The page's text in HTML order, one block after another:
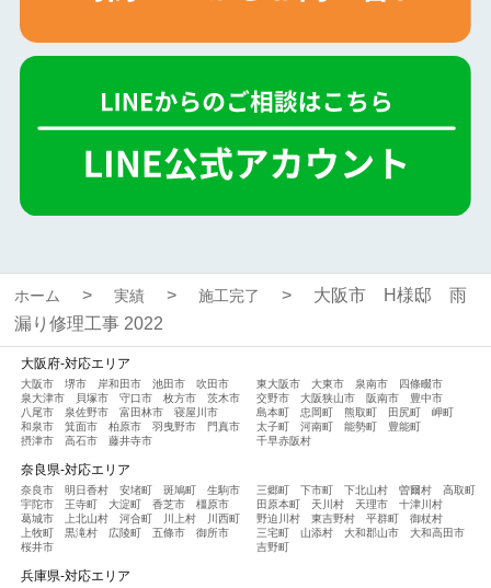
ホーム 実績 施工完了
大阪市 H様邸 雨
漏り修理工事 2022
大阪府-対応エリア
大阪市 堺市 岸和田市 池田市
吹田市
泉大津市
貝塚市 守口市 枚方市
茨木市
八尾市
泉佐野市 富田林市
寝屋川市
和泉市
箕面市 柏原市 羽曳野市
門真市
摂津市
高石市 藤井寺市
東大阪市 大東市 泉南市
四條畷市
交野市
大阪狭山市 阪南市
豊中市
島本町
忠岡町 熊取町 田尻町
岬町
太子町
河南町 能勢町
豊能町
千早赤阪村
奈良県-対応エリア
奈良市 明日香村 安堵町 斑鳩町
生駒市
宇陀市
王寺町 大淀町 香芝市
橿原市
葛城市
上北山村 河合町 川上村
川西町
上牧町
黒滝村 広陵町 五條市
御所市
桜井市
三郷町 下市町 下北山村 曽爾村
高取町
田原本町
天川村 天理市
十津川村
野迫川村
東吉野村 平群町
御杖村
三宅町
山添村 大和郡山市
大和高田市
吉野町
兵庫県-対応エリア